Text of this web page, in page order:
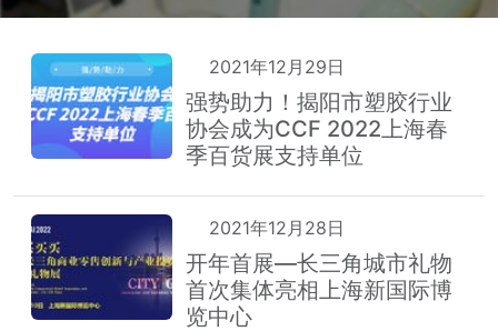
2021年12月29日
强势助力！揭阳市塑胶行业
协会成为CCF 2022上海春
季百货展支持单位
2021年12月28日
开年首展—长三角城市礼物
首次集体亮相上海新国际博
览中心